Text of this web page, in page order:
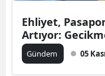
Ehliyet,
Artıyor:
Gündem 05